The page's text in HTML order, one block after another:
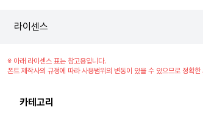
라이센스
※ 아래 라이센스 표는 참고용입니다.
폰트 제작사의 규정에 따라 사용범위의 변동이 있을 수 있으므로 정확
카테고리